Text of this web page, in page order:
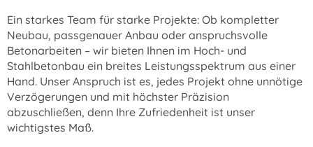
Ein starkes Team für starke Projekte: Ob kompletter
Neubau, passgenauer Anbau oder anspruchsvolle
Betonarbeiten – wir bieten Ihnen im Hoch- und
Stahlbetonbau ein breites Leistungsspektrum aus einer
Hand. Unser Anspruch ist es, jedes Projekt ohne unnötige
Verzögerungen und mit höchster Präzision
abzuschließen, denn Ihre Zufriedenheit ist unser
wichtigstes Maß.